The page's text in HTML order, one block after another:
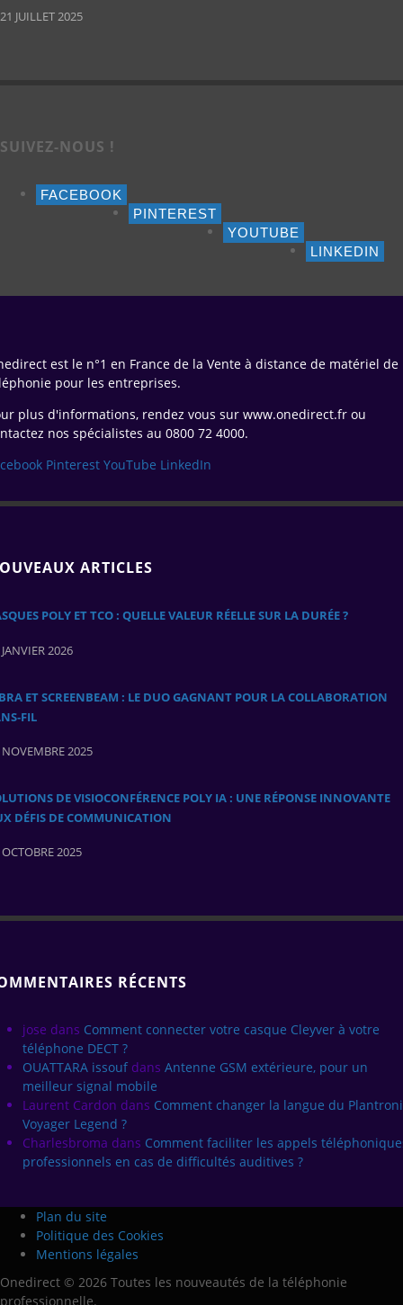
21 JUILLET 2025
SUIVEZ-NOUS !
FACEBOOK
PINTEREST
YOUTUBE
LINKEDIN
est le n°1 en France de la Vente à distance de matériel de
pour les entreprises.
plus d'informations, rendez vous sur www.onedirect.fr ou
nos spécialistes au 0800 72 4000.
Pinterest YouTube LinkedIn
ARTICLES
POLY ET TCO : QUELLE VALEUR RÉELLE SUR LA DURÉE ?
2026
ET SCREENBEAM : LE DUO GAGNANT POUR LA COLLABORATION
2025
DE VISIOCONFÉRENCE POLY IA : UNE RÉPONSE INNOVANTE
DÉFIS DE COMMUNICATION
2025
RÉCENTS
jose dans Comment connecter votre casque Cleyver à votre
téléphone DECT ?
OUATTARA issouf dans Antenne GSM extérieure, pour un
meilleur signal mobile
Laurent Cardon dans Comment changer la langue du
Voyager Legend ?
Charlesbroma dans Comment faciliter les appels
professionnels en cas de difficultés auditives ?
Plan du site
Politique des Cookies
Mentions légales
Onedirect © 2026 Toutes les nouveautés de la téléphonie
professionnelle.